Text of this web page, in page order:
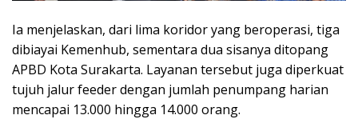
Ia menjelaskan, dari lima koridor yang beroperasi, tiga
dibiayai Kemenhub, sementara dua sisanya ditopang
APBD Kota Surakarta. Layanan tersebut juga diperkuat
tujuh jalur feeder dengan jumlah penumpang harian
mencapai 13.000 hingga 14.000 orang.